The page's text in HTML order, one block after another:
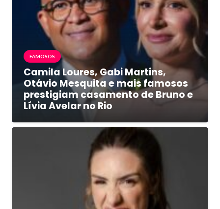
FAMOSOS
Camila Loures, Gabi Martins,
Otávio Mesquita e mais famosos
prestigiam casamento de Bruno e
Lívia Avelar no Rio